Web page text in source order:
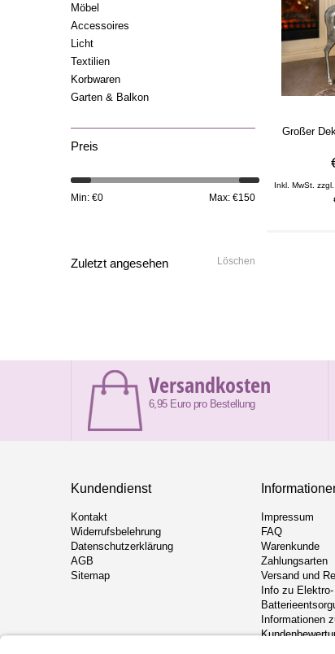
Großer
Inkl. MwSt.
Möbel
Accessoires
Licht
Textilien
Korbwaren
Garten & Balkon
Preis
Min: €0 Max: €150
Zuletzt angesehen Löschen
Versandkosten
6,95 Euro pro Bestellung
Kundendienst
Kontakt
Widerrufsbelehrung
Datenschutzerklärung
AGB
Sitemap
Impressum
FAQ
Warenkunde
Zahlungsarten
Versand und
Info zu
Informationen